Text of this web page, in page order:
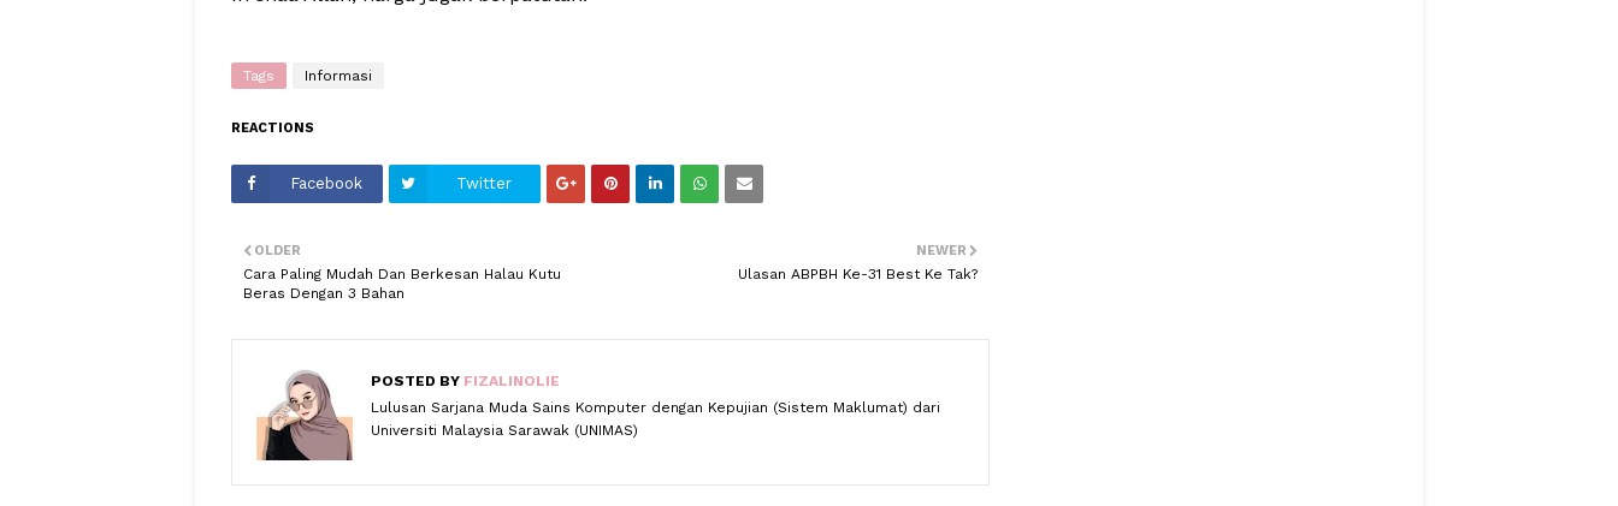
Tags Informasi
REACTIONS
Facebook Twitter
NEWER
Ulasan ABPBH Ke-31 Best Ke Tak?
OLDER
Cara Paling Mudah Dan Berkesan Halau Kutu
Beras Dengan 3 Bahan
POSTED BY FIZALINOLIE
Lulusan Sarjana Muda Sains Komputer dengan Kepujian (Sistem Maklumat) dari
Universiti Malaysia Sarawak (UNIMAS)